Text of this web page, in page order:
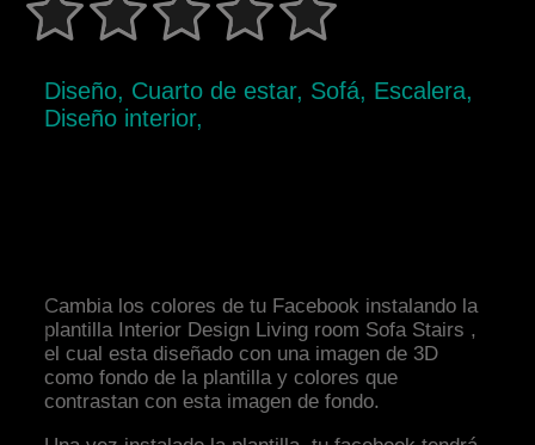
Diseño, Cuarto de estar, Sofá, Escalera,
Diseño interior,
Cambia los colores de tu Facebook instalando la
plantilla Interior Design Living room Sofa Stairs ,
el cual esta diseñado con una imagen de 3D
como fondo de la plantilla y colores que
contrastan con esta imagen de fondo.